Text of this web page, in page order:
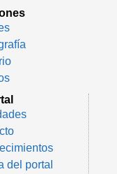
del portal